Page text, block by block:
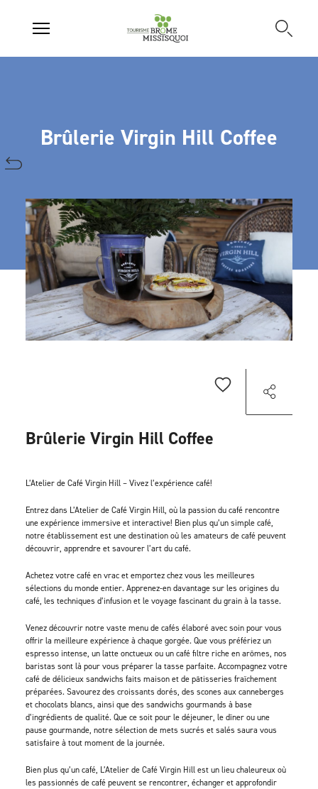
Brûlerie Virgin Hill Coffee
Brûlerie Virgin Hill Coffee
L’Atelier de Café Virgin Hill – Vivez l’expérience café!
Entrez dans L’Atelier de Café Virgin Hill, où la passion du café rencontre
une expérience immersive et interactive! Bien plus qu’un simple café,
notre établissement est une destination où les amateurs de café peuvent
découvrir, apprendre et savourer l’art du café.
Achetez votre café en vrac et emportez chez vous les meilleures
sélections du monde entier. Apprenez-en davantage sur les origines du
café, les techniques d’infusion et le voyage fascinant du grain à la tasse.
Venez découvrir notre vaste menu de cafés élaboré avec soin pour vous
offrir la meilleure expérience à chaque gorgée. Que vous préfériez un
espresso intense, un latte onctueux ou un café filtre riche en arômes, nos
baristas sont là pour vous préparer la tasse parfaite. Accompagnez votre
café de délicieux sandwichs faits maison et de pâtisseries fraîchement
préparées. Savourez des croissants dorés, des scones aux canneberges
et chocolats blancs, ainsi que des sandwichs gourmands à base
d’ingrédients de qualité. Que ce soit pour le déjeuner, le dîner ou une
pause gourmande, notre sélection de mets sucrés et salés saura vous
satisfaire à tout moment de la journée.
Bien plus qu’un café, L’Atelier de Café Virgin Hill est un lieu chaleureux où
les passionnés de café peuvent se rencontrer, échanger et approfondir